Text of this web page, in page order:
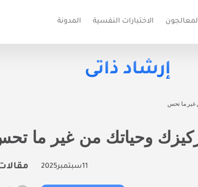
الاختبارات النفسية المدونة
إرشاد ذاتى
غير ما تحس
وحياتك من غير ما
11سبتمبر2025